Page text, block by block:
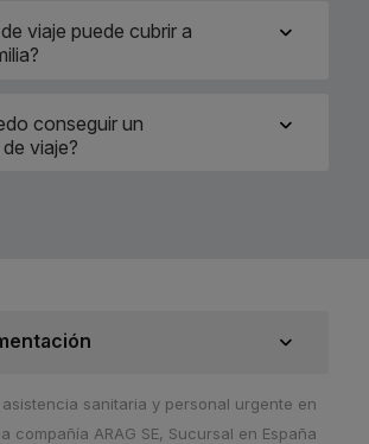
viaje puede cubrir a
conseguir un
viaje?
sanitaria y personal urgente en
compañía ARAG SE, Sucursal en España